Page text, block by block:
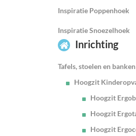
Inspiratie Poppenhoek
Inspiratie Snoezelhoek
Inrichting
Tafels, stoelen en banken
Hoogzit
Hoogzit
Hoogzit
Hoogzit